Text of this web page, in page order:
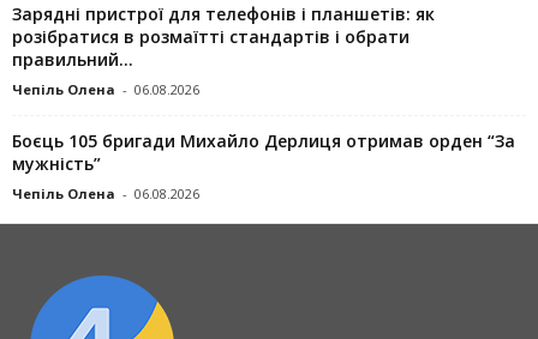
Зарядні пристрої для телефонів і планшетів: як
розібратися в розмаїтті стандартів і обрати
правильний...
Чепіль Олена - 06.08.2026
Боєць 105 бригади Михайло Дерлиця отримав орден “За
мужність”
Чепіль Олена - 06.08.2026